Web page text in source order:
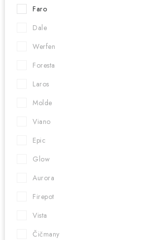
Faro
Dale
Werfen
Foresta
Laros
Molde
Viano
Epic
Glow
Aurora
Firepot
Vista
Čičmany